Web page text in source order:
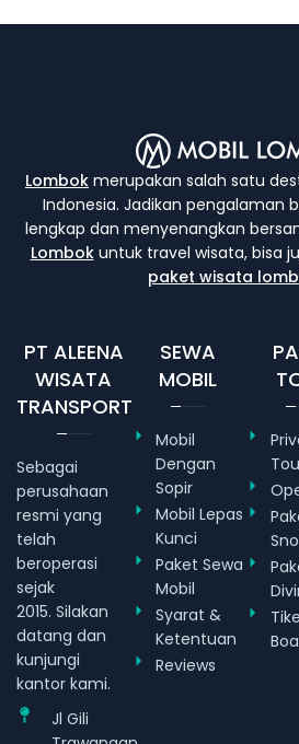
Lombok merupakan salah satu
Indonesia. Jadikan pengalaman
lengkap dan menyenangkan
Lombokuntuk travel wisata, bisa
paket wisata
PT ALEENA
WISATA
TRANSPORT
Sebagai
perusahaan
resmi yang
telah
beroperasi
sejak
2015. Silakan
datang dan
kunjungi
kantor kami.
Jl Gili
SEWA
MOBIL
Mobil
Dengan
Sopir
Mobil Lepas
Kunci
Paket Sewa
Mobil
Syarat &
Ketentuan
Reviews